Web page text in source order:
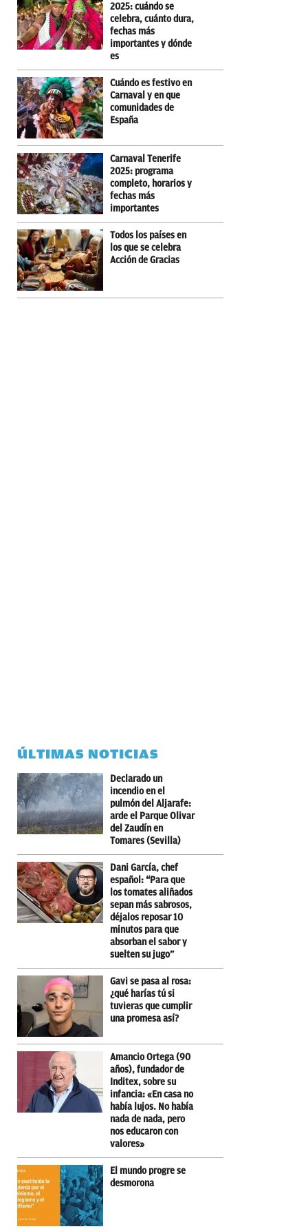
2025: cuándo se
celebra, cuánto dura,
fechas más
importantes y dónde
es
Cuándo es festivo en
Carnaval y en que
comunidades de
España
Carnaval Tenerife
2025: programa
completo, horarios y
fechas más
importantes
Todos los países en
los que se celebra
Acción de Gracias
ÚLTIMAS NOTICIAS
Declarado un
incendio en el
pulmón del Aljarafe:
arde el Parque Olivar
del Zaudín en
Tomares (Sevilla)
Dani García, chef
español: “Para que
los tomates aliñados
sepan más sabrosos,
déjalos reposar 10
minutos para que
absorban el sabor y
suelten su jugo”
Gavi se pasa al rosa:
¿qué harías tú si
tuvieras que cumplir
una promesa así?
Amancio Ortega (90
años), fundador de
Inditex, sobre su
infancia: «En casa no
había lujos. No había
nada de nada, pero
nos educaron con
valores»
El mundo progre se
desmorona